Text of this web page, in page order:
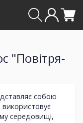
"Повітря-
собою
використовує
середовищі,